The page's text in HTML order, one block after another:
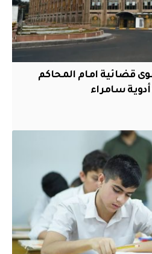
قضائية امام المحاكم
سامراء